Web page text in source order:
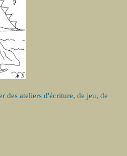
des ateliers d'écriture, de jeu, de